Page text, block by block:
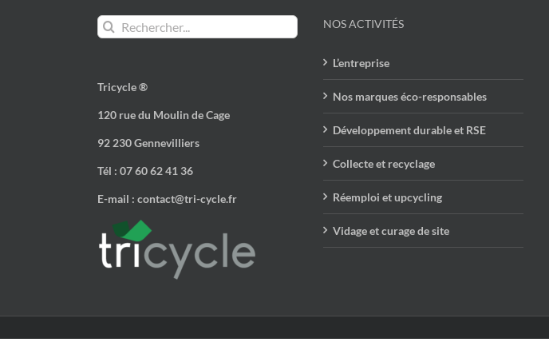
Rechercher:
Tricycle ®
120 rue du Moulin de Cage
92 230 Gennevilliers
Tél : 07 60 62 41 36
E-mail : contact@tri-cycle.fr
NOS ACTIVITÉS
L’entreprise
Nos marques éco-responsables
Développement durable et RSE
Collecte et recyclage
Réemploi et upcycling
Vidage et curage de site